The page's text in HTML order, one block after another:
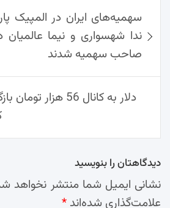
p
k
l
راهبری
نوشته‌ها
ندا شهسواری و نیما
صاحب سهمیه شدند
دلار به کانال 56
دیدگاهتان را بنویسید
نشانی ایمیل شما منتشر نخواهد
علامت‌گذاری شده‌اند *